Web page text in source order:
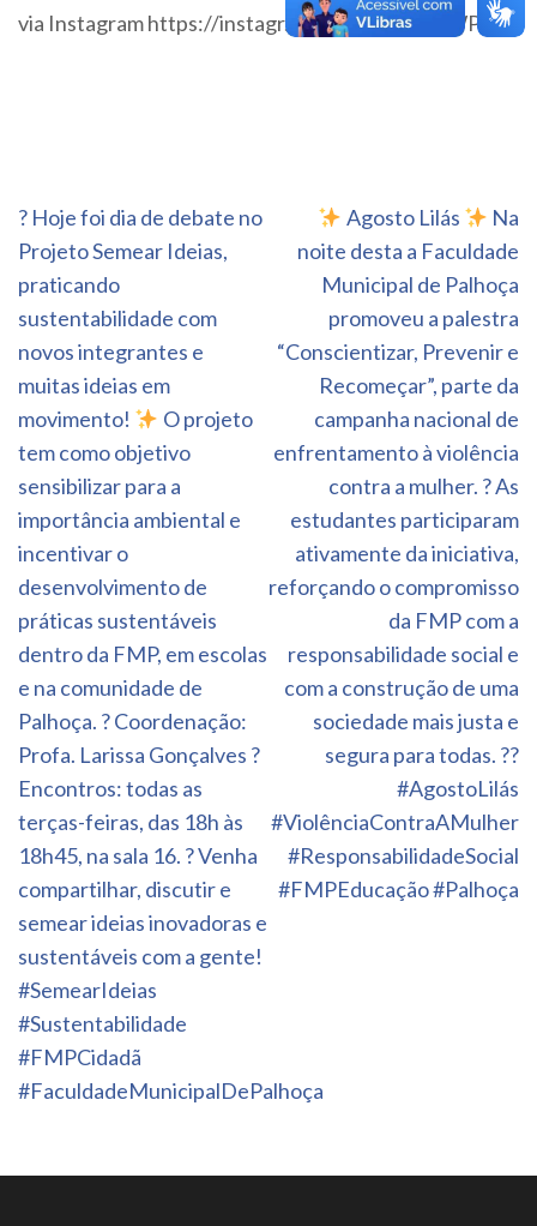
via Instagram https://instagr.am/p/DN6nv1ujiWP/
Navegação
de
Post
? Hoje foi dia de debate no
Projeto Semear Ideias,
praticando
sustentabilidade com
novos integrantes e
muitas ideias em
movimento!
O projeto
tem como objetivo
sensibilizar para a
importância ambiental e
incentivar o
desenvolvimento de
práticas sustentáveis
dentro da FMP, em escolas
e na comunidade de
Palhoça. ? Coordenação:
Profa. Larissa Gonçalves ?
Encontros: todas as
terças-feiras, das 18h às
18h45, na sala 16. ? Venha
compartilhar, discutir e
semear ideias inovadoras e
sustentáveis com a gente!
#SemearIdeias
#Sustentabilidade
#FMPCidadã
#FaculdadeMunicipalDePalhoça
Agosto Lilás
Na
noite desta a Faculdade
Municipal de Palhoça
promoveu a palestra
“Conscientizar, Prevenir e
Recomeçar”, parte da
campanha nacional de
enfrentamento à violência
contra a mulher. ? As
estudantes participaram
ativamente da iniciativa,
reforçando o compromisso
da FMP com a
responsabilidade social e
com a construção de uma
sociedade mais justa e
segura para todas. ??
#AgostoLilás
#ViolênciaContraAMulher
#ResponsabilidadeSocial
#FMPEducação #Palhoça